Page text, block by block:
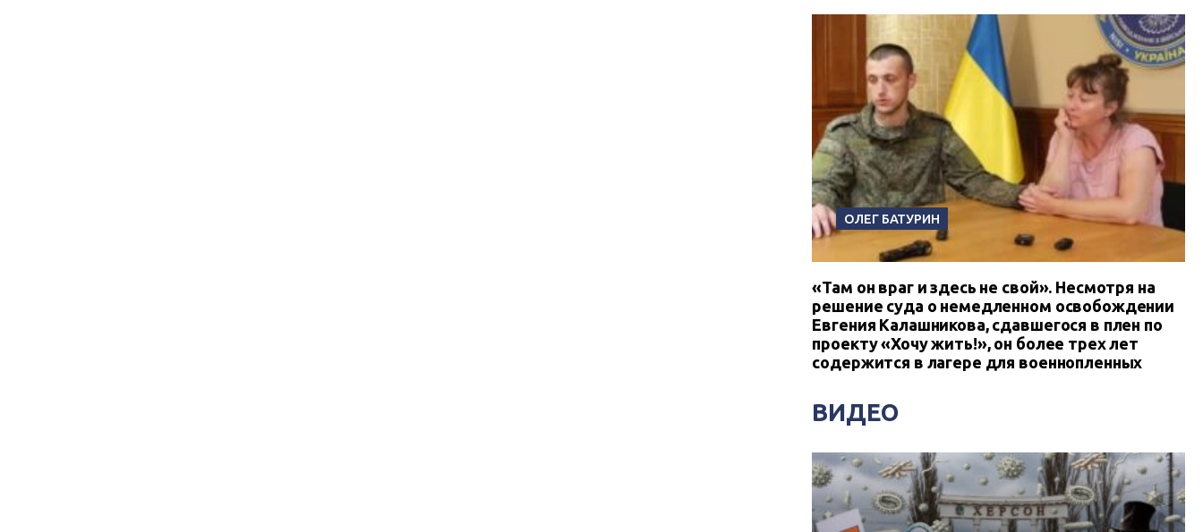
ОЛЕГ БАТУРИН
«Там он враг и здесь не свой». Несмотря на
решение суда о немедленном освобождении
Евгения Калашникова, сдавшегося в плен по
проекту «Хочу жить!», он более трех лет
содержится в лагере для военнопленных
ВИДЕО